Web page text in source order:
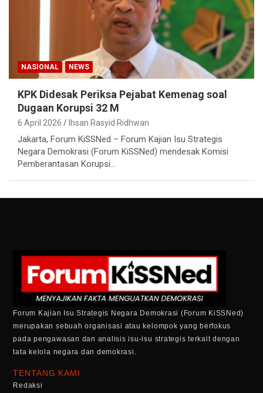
NASIONAL NEWS
KPK Didesak Periksa Pejabat Kemenag soal
Dugaan Korupsi 32 M
6 April 2026 Ihsan Rasyid Ridhwan
Jakarta, Forum KiSSNed – Forum Kajian Isu Strategis
Negara Demokrasi (Forum KiSSNed) mendesak Komisi
Pemberantasan Korupsi…
Forum Kajian Isu Strategis Negara Demokrasi (Forum KiSSNed)
merupakan sebuah organisasi atau kelompok yang berfokus
pada pengawasan dan analisis isu-isu strategis terkait dengan
tata kelola negara dan demokrasi.
TENTANG KAMI
Redaksi